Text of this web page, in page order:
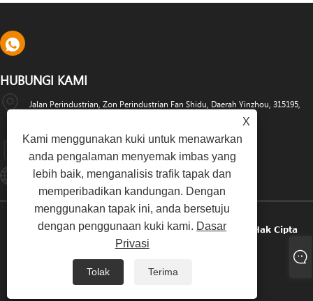
HUBUNGI KAMI
Jalan Perindustrian, Zon Perindustrian Fan Shidu, Daerah Yinzhou, 315195,
+86-574-88486629
Info@dyfab-Industry.com
Hak Cipta © 2024 Ningbo Dyfab Industry Co., Ltd. Hak Cipta
Terpelihara.
Links Sitemap RSS XML
X
Kami menggunakan kuki untuk menawarkan
anda pengalaman menyemak imbas yang
lebih baik, menganalisis trafik tapak dan
memperibadikan kandungan. Dengan
menggunakan tapak ini, anda bersetuju
dengan penggunaan kuki kami. Dasar
Privasi
Tolak Terima